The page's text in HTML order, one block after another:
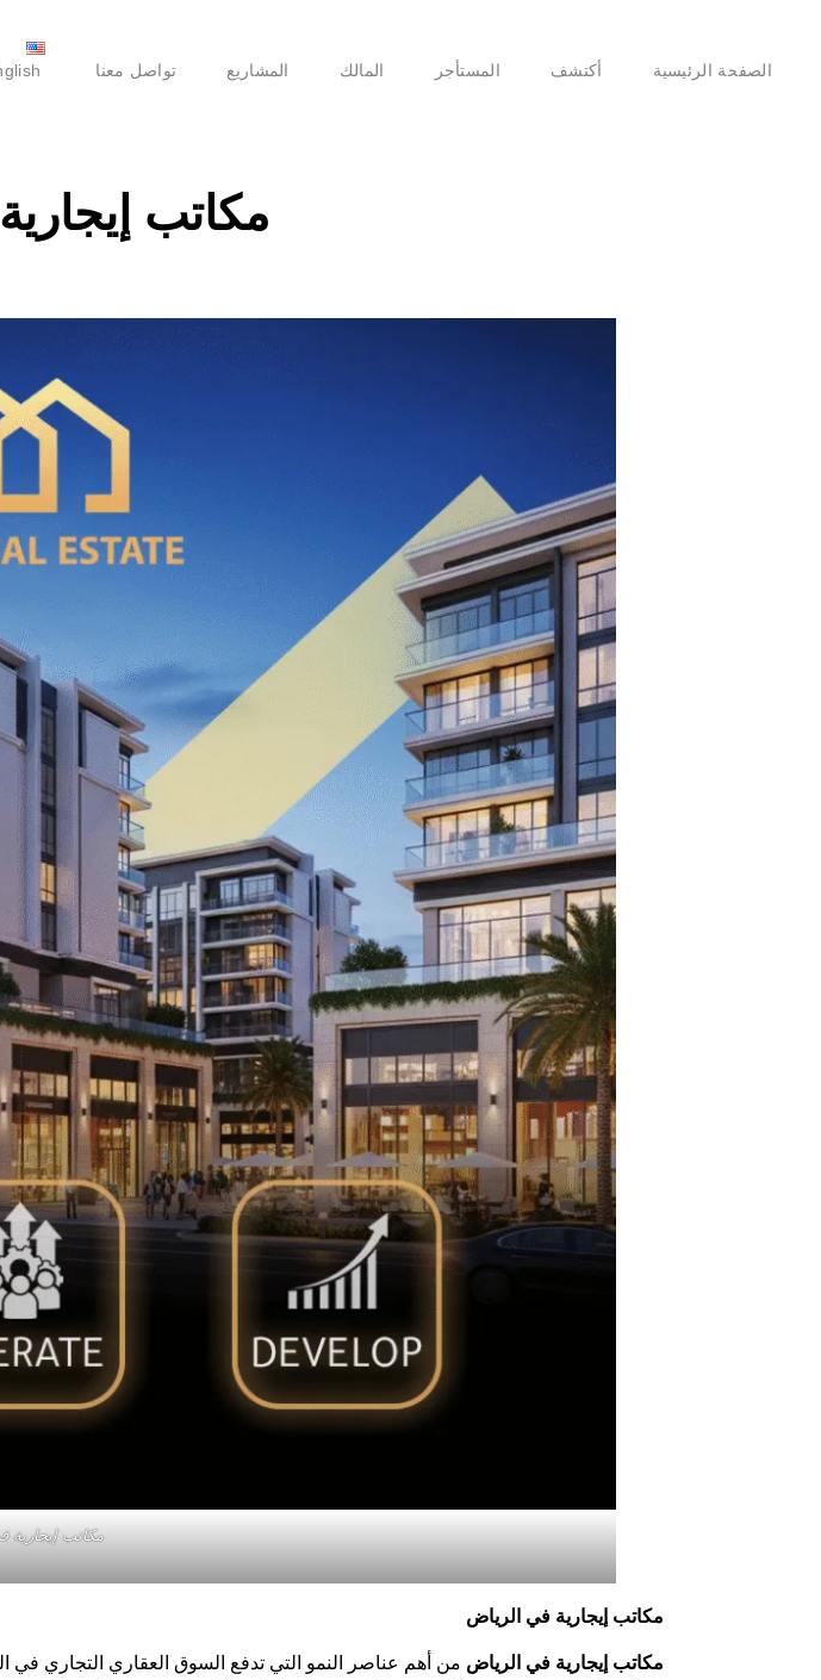
الصفحة الرئيسية أكتشف المستأجر المالك المشاريع تواصل معنا
مكاتب
مكاتب إيجارية
مكاتب إيجارية في الرياض
مكاتب إيجارية في الرياض من أهم عناصر النمو التي تدفع السوق العقاري التجاري في